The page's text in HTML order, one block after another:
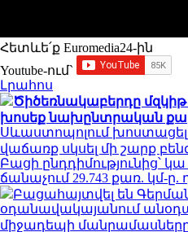
Հետևե՛ք Euromedia24-ին
Youtube-ում`
Լրահոս
Ծիծեռնակաբերդը մզկիթ
խոսեք նախընտրական
Սևաստոպոլում
վաճառք սկսել մի շարք
Բացի ընդդիմությունից՝ կա
ճանաչում 29.743 քառ. կմ-
Բացահայտվել են
օդանավակայանում
միջադեպի